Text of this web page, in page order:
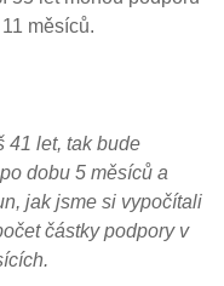
měsíců.
41 let, tak bude
dobu 5 měsíců a
jak jsme si vypočítali
částky podpory v